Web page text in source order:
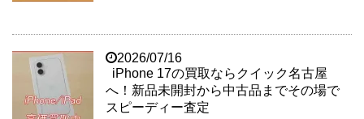
2026/07/16
iPhone 17の買取ならクイック名古屋
へ！新品未開封から中古品までその場で
スピーディー査定